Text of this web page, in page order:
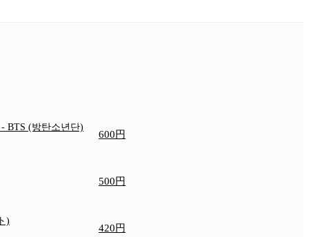
- BTS (방탄소년단)
600円
500円
)
420円